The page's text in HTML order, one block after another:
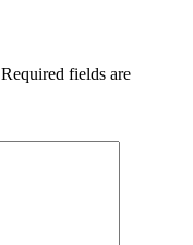
Required fields are